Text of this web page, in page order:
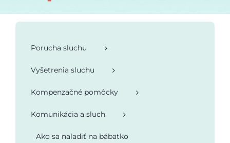
Posunky
Ciele
Kontakt
Porucha sluchu
Vyšetrenia sluchu
Kompenzačné pomôcky
Komunikácia a sluch
Ako sa naladiť na bábätko